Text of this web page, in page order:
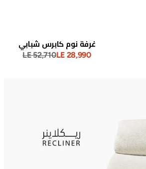
غرفة نوم كابرس شبابي
سعرLE 28,990السعر
LE 52,710